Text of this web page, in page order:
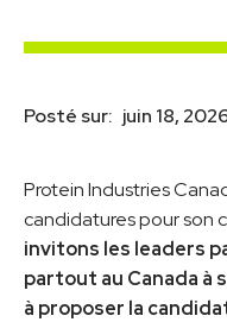
Posté sur: juin 18,
Protein Industries
candidatures pour son
invitons les leaders
partout au Canada à
à proposer la